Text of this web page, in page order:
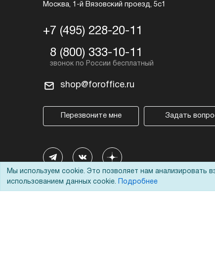
Москва, 1-й Вязовский проезд, 5с1
+7 (495) 228-20-11
8 (800) 333-10-11
shop@foroffice.ru
Перезвоните мне Задать
Мы используем cookie. Это позволяет нам анализировать
использованием данных cookie.
Подробнее